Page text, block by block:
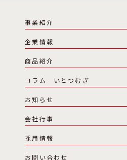
事業紹介
企業情報
商品紹介
コラム いとつむぎ
お知らせ
会社行事
採用情報
お問い合わせ